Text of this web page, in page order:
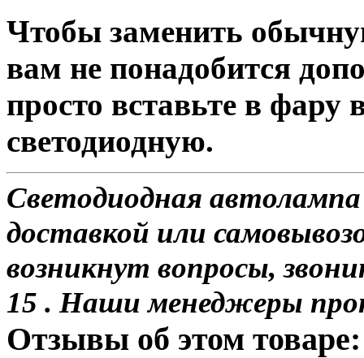
Чтобы заменить
вам не понадобится
просто вставьте в
светодиодную.
Светодиодная
доставкой или
возникнут вопросы,
15 . Наши менеджеры
Отзывы об этом товаре: